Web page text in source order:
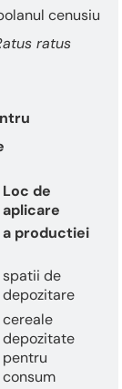
cenusiu
ratus
Loc de
aplicare
productiei
spatii de
depozitare
cereale
depozitate
pentru
consum